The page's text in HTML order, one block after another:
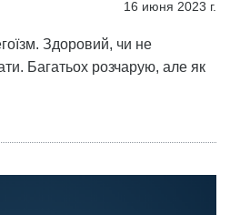
16 июня 2023 г.
Здоровий, чи не
Багатьох розчарую, але як